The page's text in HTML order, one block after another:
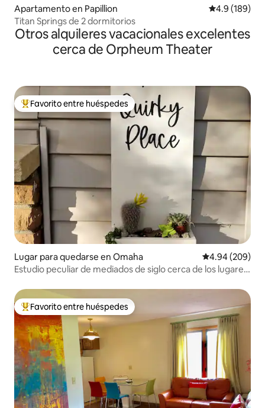
Apartamento en Papillion Calificación
4.9 (189)
Titan Springs de 2 dormitorios
Otros alquileres vacacionales excelentes
cerca de Orpheum Theater
Favorito entre huéspedes preferido
Favorito entre huéspedes
Lugar para quedarse en Omaha Calificación
4.94 (209)
Estudio peculiar de mediados de siglo cerca de los lugares
Favorito entre huéspedes preferido
Favorito entre huéspedes